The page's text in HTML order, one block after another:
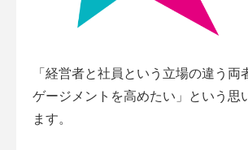
「経営者と社員という立場の違う両
ゲージメントを高めたい」という思
ます。